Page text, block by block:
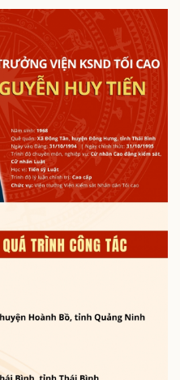
Video
Ảnh
E-Magazine
Infographic
Thị trường
Tiêu dùng
Tỷ giá